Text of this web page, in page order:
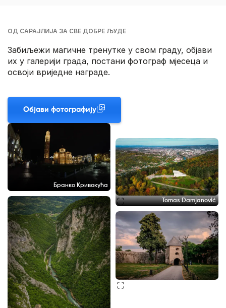
ОД САРАЈЛИЈА ЗА СВЕ ДОБРЕ ЉУДЕ
Забиљежи магичне тренутке у свом граду, објави
их у галерији града, постани фотограф мјесеца и
освоји вриједне награде.
Објави фотографију
Бранко Кривокућа
Tomas Damjanović